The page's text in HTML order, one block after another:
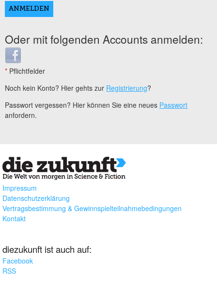
Oder mit folgenden Accounts anmelden:
Login with Facebook
* Pflichtfelder
Noch kein Konto? Hier gehts zur Registrierung?
Passwort vergessen? Hier können Sie eine neues Passwort
anfordern.
Impressum
Datenschutzerklärung
Vertragsbestimmung & Gewinnspielteilnahmebedingungen
Kontakt
diezukunft ist auch auf:
Facebook
RSS